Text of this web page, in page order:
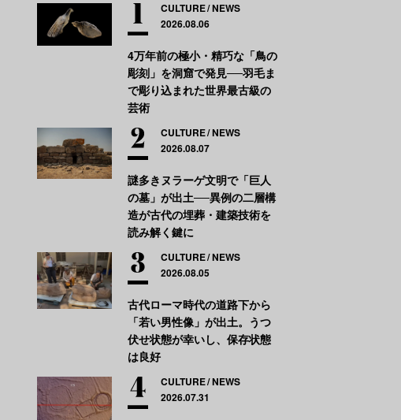
CULTURE NEWS
2026.08.06
4万年前の極小・精巧な「鳥の
彫刻」を洞窟で発見──羽毛ま
で彫り込まれた世界最古級の
芸術
CULTURE NEWS
2026.08.07
謎多きヌラーゲ文明で「巨人
の墓」が出土──異例の二層構
造が古代の埋葬・建築技術を
読み解く鍵に
CULTURE NEWS
2026.08.05
古代ローマ時代の道路下から
「若い男性像」が出土。うつ
伏せ状態が幸いし、保存状態
は良好
CULTURE NEWS
2026.07.31